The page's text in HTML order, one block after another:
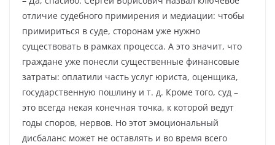
отличие судебного примирения и медиации: чтобы
примириться в суде, сторонам уже нужно
существовать в рамках процесса. А это значит, что
граждане уже понесли существенные финансовые
затраты: оплатили часть услуг юриста, оценщика,
государственную пошлину и т. д. Кроме того, суд –
это всегда некая конечная точка, к которой ведут
годы споров, нервов. Но этот эмоциональный
дисбаланс может не оставлять и во время всего